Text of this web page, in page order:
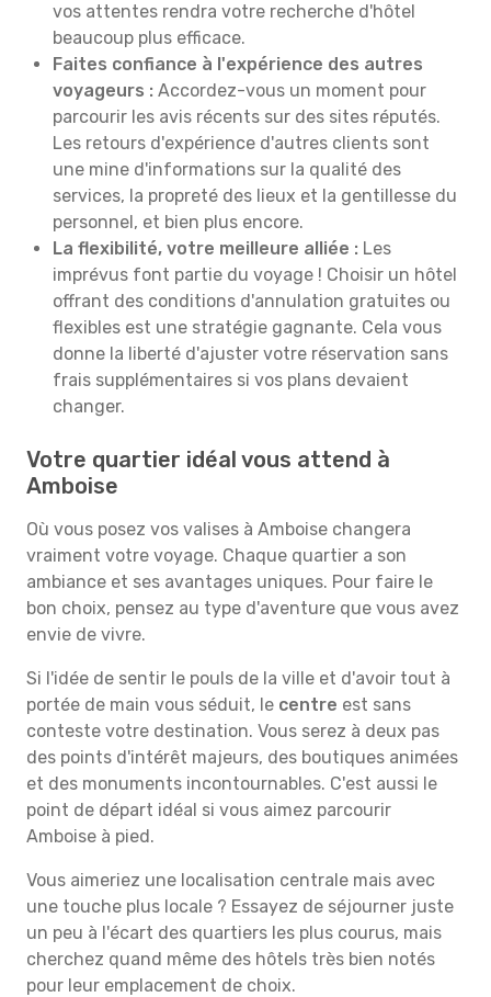
vos attentes rendra votre recherche d'hôtel
beaucoup plus efficace.
Faites confiance à l'expérience des autres
voyageurs : Accordez-vous un moment pour
parcourir les avis récents sur des sites réputés.
Les retours d'expérience d'autres clients sont
une mine d'informations sur la qualité des
services, la propreté des lieux et la gentillesse du
personnel, et bien plus encore.
La flexibilité, votre meilleure alliée : Les
imprévus font partie du voyage ! Choisir un hôtel
offrant des conditions d'annulation gratuites ou
flexibles est une stratégie gagnante. Cela vous
donne la liberté d'ajuster votre réservation sans
frais supplémentaires si vos plans devaient
changer.
Votre quartier idéal vous attend à
Amboise
Où vous posez vos valises à Amboise changera
vraiment votre voyage. Chaque quartier a son
ambiance et ses avantages uniques. Pour faire le
bon choix, pensez au type d'aventure que vous avez
envie de vivre.
Si l'idée de sentir le pouls de la ville et d'avoir tout à
portée de main vous séduit, le centre est sans
conteste votre destination. Vous serez à deux pas
des points d'intérêt majeurs, des boutiques animées
et des monuments incontournables. C'est aussi le
point de départ idéal si vous aimez parcourir
Amboise à pied.
Vous aimeriez une localisation centrale mais avec
une touche plus locale ? Essayez de séjourner juste
un peu à l'écart des quartiers les plus courus, mais
cherchez quand même des hôtels très bien notés
pour leur emplacement de choix.